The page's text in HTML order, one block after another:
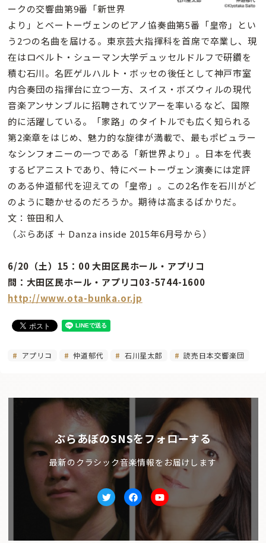
ークの交響曲第9番「新世界
より」とベートーヴェンのピアノ協奏曲第5番「皇帝」とい
う2つの名曲を届ける。東京芸大指揮科を首席で卒業し、現
在はロベルト・シューマン大学デュッセルドルフで研鑽を
積む石川。名匠ゲルハルト・ボッセの後任として神戸市室
内合奏団の指揮台に立つ一方、スイス・ボズウィルの現代
音楽アンサンブルに招聘されてツアーを率いるなど、国際
的に活躍している。「家路」のタイトルでも広く知られる
第2楽章をはじめ、魅力的な旋律が満載で、最もポピュラー
なシンフォニーの一つである「新世界より」。日本を代表
するピアニストであり、特にベートーヴェン演奏には定評
のある仲道郁代を迎えての「皇帝」。この2名作を石川がど
のように聴かせるのだろうか。期待は高まるばかりだ。
文：笹田和人
（ぶらあぼ ＋ Danza inside 2015年6月号から）
6/20（土）15：00 大田区民ホール・アプリコ
問：大田区民ホール・アプリコ03-5744-1600
http://www.ota-bunka.or.jp
アプリコ 仲道郁代 石川星太郎 読売日本交響楽団
ぶらあぼのSNSをフォローする
最新のクラシック音楽情報をお届けします
TwitterfacebookYoutube